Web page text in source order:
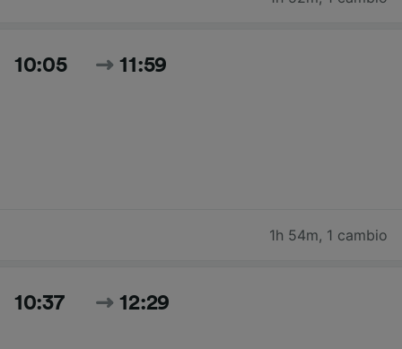
10:05 11:59
1h 54m, 1 cambio
10:37 12:29